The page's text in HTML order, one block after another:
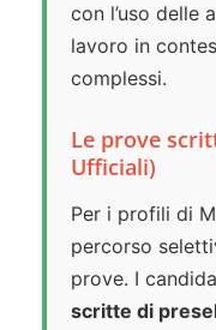
con l’uso delle
lavoro in
complessi.
Le prove
Ufficiali)
Per i profili di
percorso
prove. I
scritte di